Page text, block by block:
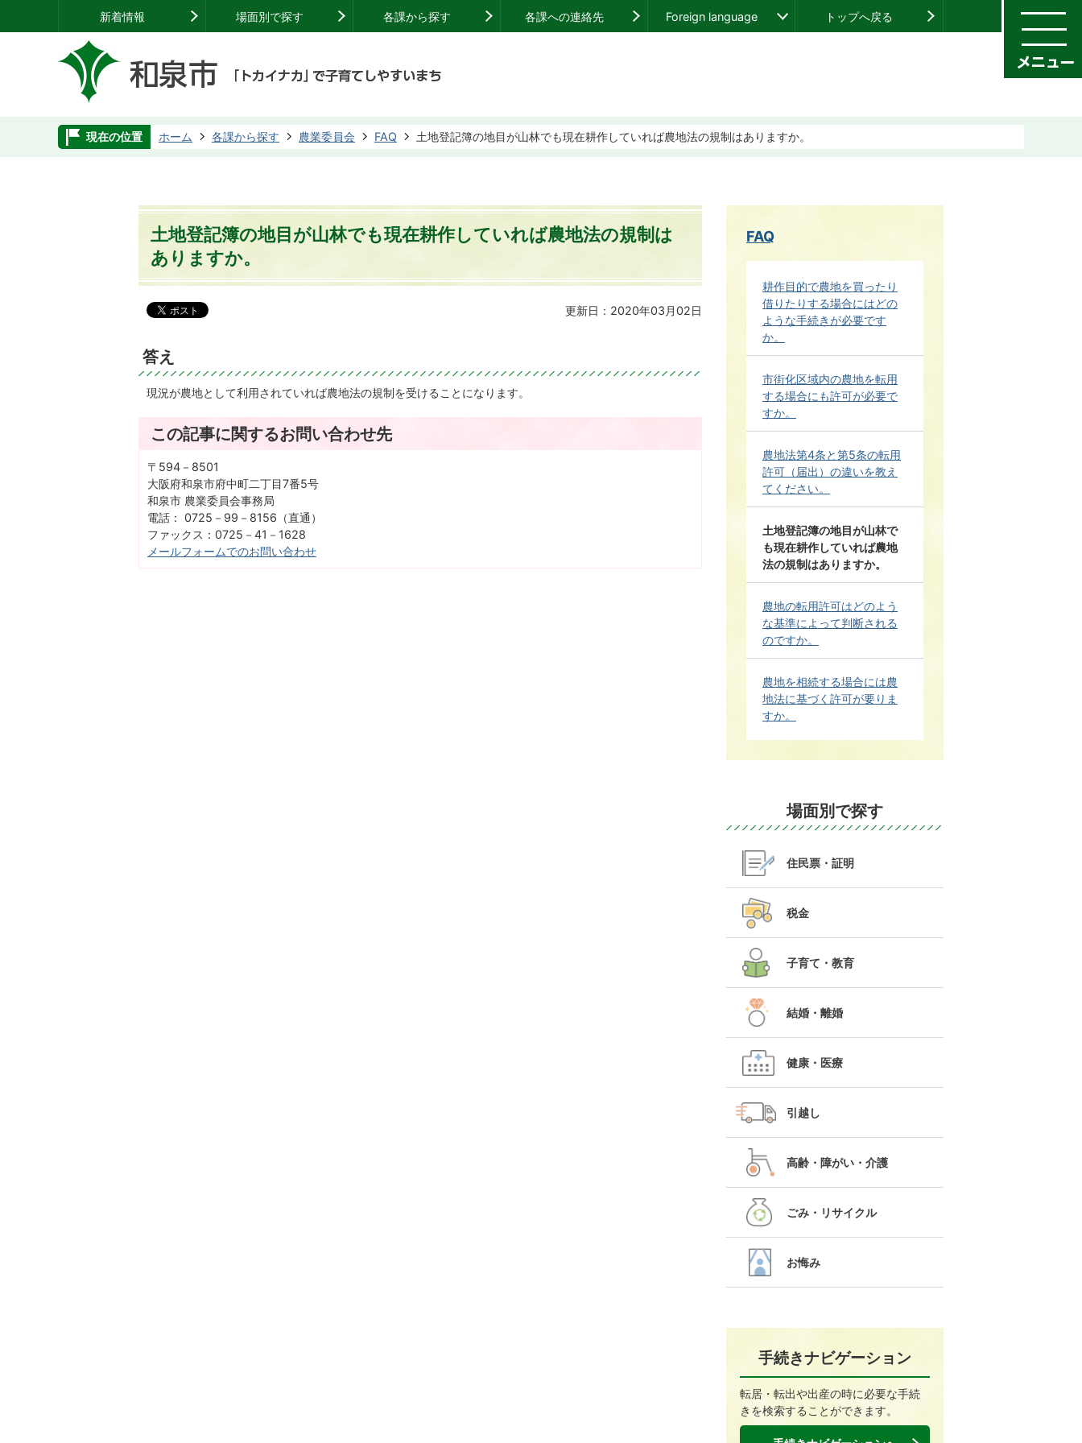
新着情報 場面別で探す 各課から探す 各課への連絡先 Foreign language トップへ戻る
現在の位置 ホーム 各課から探す 農業委員会 FAQ 土地登記簿の地目が山林でも現在耕作していれば農地法の規制はありますか。
土地登記簿の地目が山林でも現在耕作していれば農地法の規制は
ありますか。
更新日：2020年03月02日
答え
現況が農地として利用されていれば農地法の規制を受けることになります。
この記事に関するお問い合わせ先
〒594－8501
大阪府和泉市府中町二丁目7番5号
和泉市 農業委員会事務局
電話： 0725－99－8156（直通）
ファックス：0725－41－1628
メールフォームでのお問い合わせ
FAQ
耕作目的で農地を買ったり
借りたりする場合にはどの
ような手続きが必要です
か。
市街化区域内の農地を転用
する場合にも許可が必要で
すか。
農地法第4条と第5条の転用
許可（届出）の違いを教え
てください。
土地登記簿の地目が山林で
も現在耕作していれば農地
法の規制はありますか。
農地の転用許可はどのよう
な基準によって判断される
のですか。
農地を相続する場合には農
地法に基づく許可が要りま
すか。
場面別で探す
住民票・証明
税金
子育て・教育
結婚・離婚
健康・医療
引越し
高齢・障がい・介護
ごみ・リサイクル
お悔み
手続きナビゲーション
転居・転出や出産の時に必要な手続
きを検索することができます。